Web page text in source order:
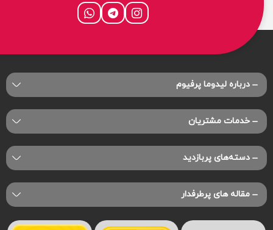
درباره‌ لیدوما پرفیوم
خدمات مشتریان
دسته‌های پربازدید
مقاله های پرطرفدار